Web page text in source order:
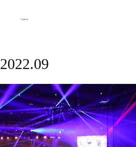
2022.09